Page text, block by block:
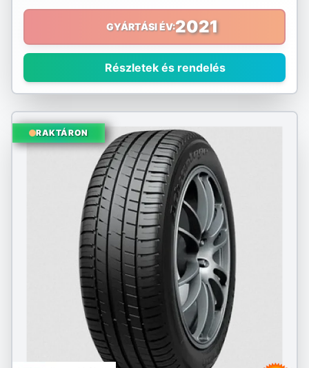
GYÁRTÁSI ÉV:2021
Részletek és rendelés
RAKTÁRON